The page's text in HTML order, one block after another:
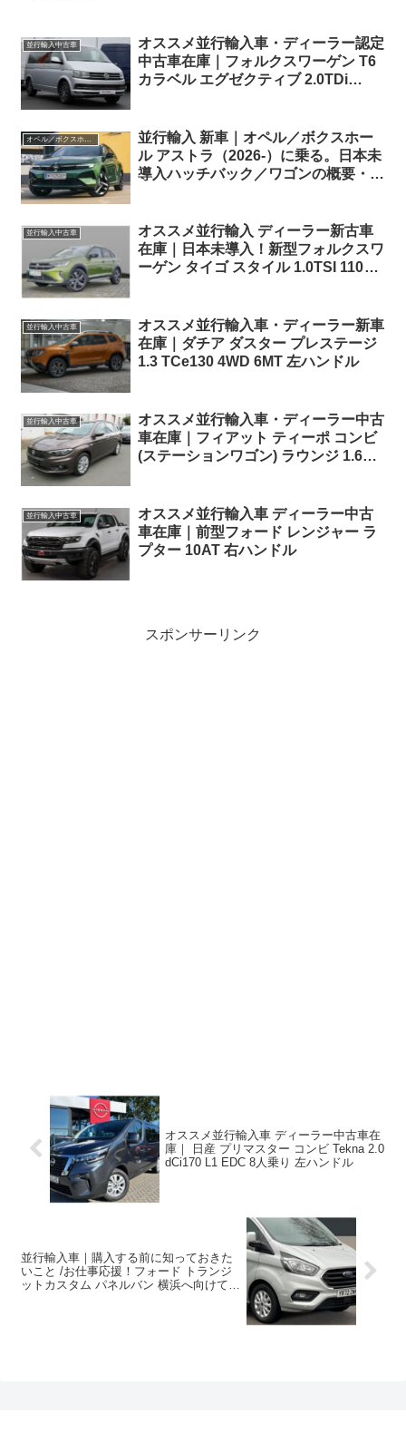
並行輸入中古車
オススメ並行輸入車・ディーラー認定
中古車在庫｜フォルクスワーゲン T6
カラベル エグゼクティブ 2.0TDi
並行輸入 新車｜オペル／ボクスホー
ル アストラ（2026-）に乗る。日本未
導入ハッチバック／ワゴンの概要・ス
並行輸入中古車
オススメ並行輸入 ディーラー新古車
在庫｜日本未導入！新型フォルクスワ
ーゲン タイゴ スタイル 1.0TSI 110PS
並行輸入中古車
オススメ並行輸入車・ディーラー新車
在庫｜ダチア ダスター プレステージ
1.3 TCe130 4WD 6MT 左ハンドル
並行輸入中古車
オススメ並行輸入車・ディーラー中古
車在庫｜フィアット ティーポ コンビ
(ステーションワゴン) ラウンジ 1.6E-
並行輸入中古車
オススメ並行輸入車 ディーラー中古
車在庫｜前型フォード レンジャー ラ
プター 10AT 右ハンドル
スポンサーリンク
オススメ並行輸入車 ディーラー中古車在
庫｜ 日産 プリマスター コンビ Tekna 2.0
dCi170 L1 EDC 8人乗り 左ハンドル
並行輸入車｜購入する前に知っておきた
いこと /お仕事応援！フォード トランジ
ットカスタム パネルバン 横浜へ向けて準